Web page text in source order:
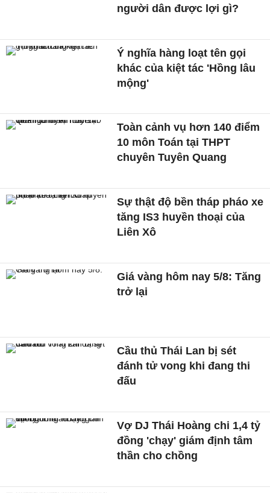
người dân được lợi gì?
Ý nghĩa hàng loạt tên gọi
khác của kiệt tác 'Hồng lâu
mộng'
Toàn cảnh vụ hơn 140 điểm
10 môn Toán tại THPT
chuyên Tuyên Quang
Sự thật độ bền tháp pháo xe
tăng IS3 huyền thoại của
Liên Xô
Giá vàng hôm nay 5/8: Tăng
trở lại
Cầu thủ Thái Lan bị sét
đánh tử vong khi đang thi
đấu
Vợ DJ Thái Hoàng chi 1,4 tỷ
đồng 'chạy' giám định tâm
thần cho chồng